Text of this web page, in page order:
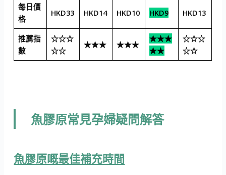
每日價
格
HKD33 HKD14 HKD10 HKD9 HKD13
推薦指
數
☆☆☆
☆☆
★★★ ★★★
★★★
★★
☆☆☆
☆☆
魚膠原常見孕婦疑問解答
魚膠原嘅最佳補充時間